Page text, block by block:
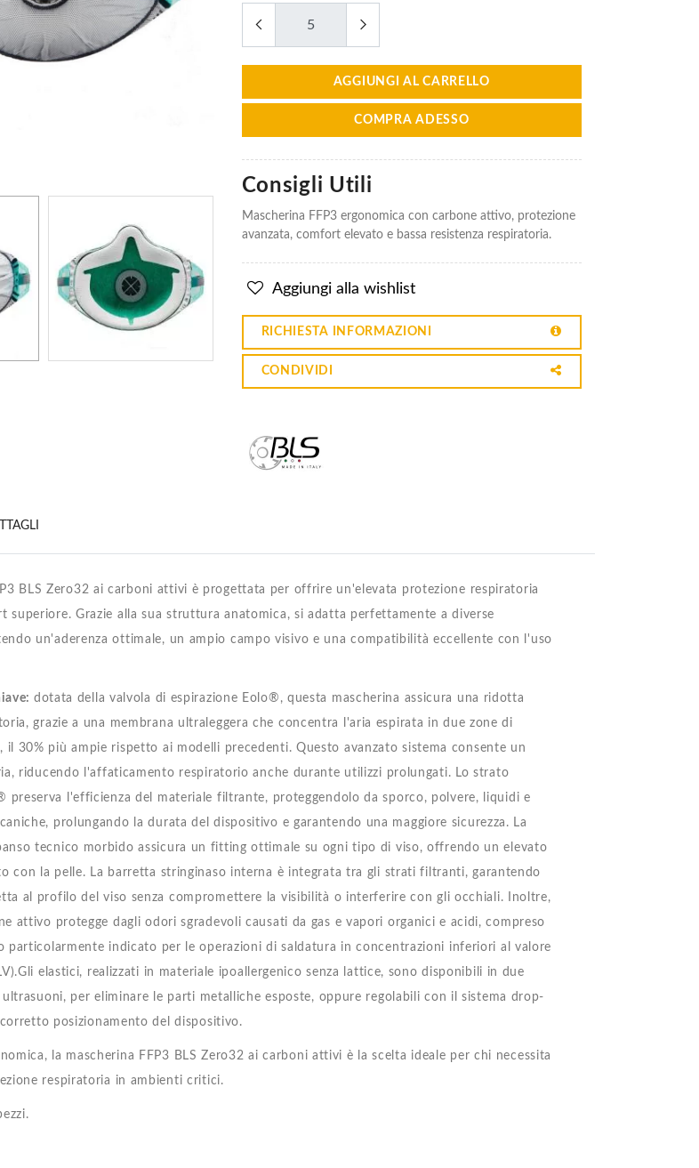
3M Aura
€5.01
Mascherina
Monouso
AGGIUNGI AL CARRELLO
COMPRA ADESSO
Consigli Utili
Mascherina FFP3 ergonomica con carbone attivo, protezione
avanzata, comfort elevato e bassa resistenza respiratoria.
Aggiungi alla wishlist
RICHIESTA INFORMAZIONI
CONDIVIDI
BLS Zero32 ai carboni attivi è progettata per offrire un'elevata protezione respiratoria
superiore. Grazie alla sua struttura anatomica, si adatta perfettamente a diverse
un'aderenza ottimale, un ampio campo visivo e una compatibilità eccellente con l'uso
dotata della valvola di espirazione Eolo®, questa mascherina assicura una ridotta
grazie a una membrana ultraleggera che concentra l'aria espirata in due zone di
il 30% più ampie rispetto ai modelli precedenti. Questo avanzato sistema consente un
riducendo l'affaticamento respiratorio anche durante utilizzi prolungati. Lo strato
preserva l'efficienza del materiale filtrante, proteggendolo da sporco, polvere, liquidi e
prolungando la durata del dispositivo e garantendo una maggiore sicurezza. La
tecnico morbido assicura un fitting ottimale su ogni tipo di viso, offrendo un elevato
con la pelle. La barretta stringinaso interna è integrata tra gli strati filtranti, garantendo
al profilo del viso senza compromettere la visibilità o interferire con gli occhiali. Inoltre,
attivo protegge dagli odori sgradevoli causati da gas e vapori organici e acidi, compreso
particolarmente indicato per le operazioni di saldatura in concentrazioni inferiori al valore
elastici, realizzati in materiale ipoallergenico senza lattice, sono disponibili in due
per eliminare le parti metalliche esposte, oppure regolabili con il sistema drop-
posizionamento del dispositivo.
la mascherina FFP3 BLS Zero32 ai carboni attivi è la scelta ideale per chi necessita
respiratoria in ambienti critici.